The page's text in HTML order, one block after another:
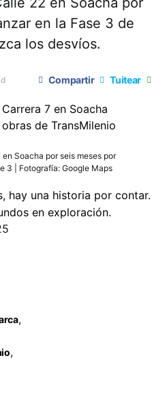
en la Fase 3 de
los desvíos.
Compartir Tuitear
Soacha por seis meses por
3 | Fotografía: Google Maps
,
,